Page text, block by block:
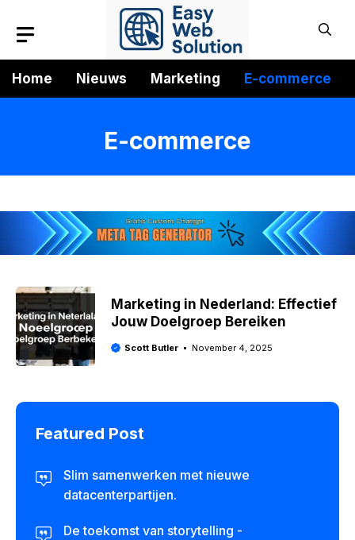
Home
Nieuws Marketing E-commerce
E-commerce
Marketing in Nederland: Effectief
Jouw Doelgroep Bereiken
Scott Butler November 4, 2025
Featured Post
Slim samenwerken met nieuwe
datacenterpartijen.
De toekomst van storytelling -